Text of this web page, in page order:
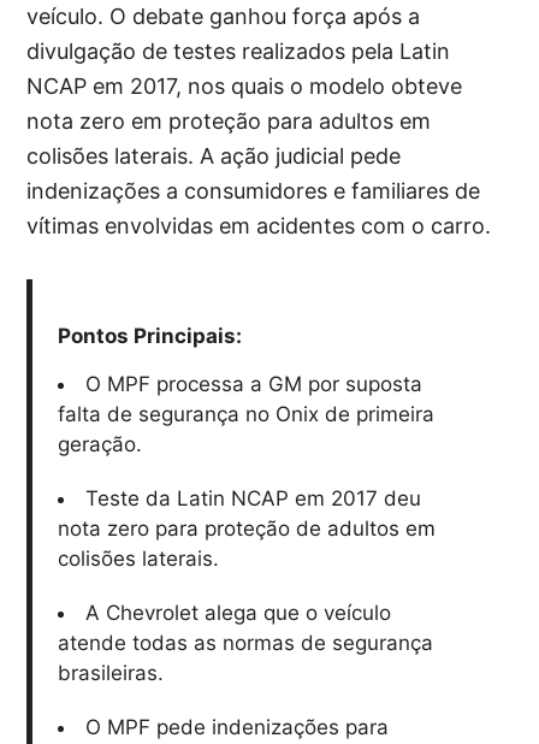
veículo. O debate ganhou força após a
divulgação de testes realizados pela Latin
NCAP em 2017, nos quais o modelo obteve
nota zero em proteção para adultos em
colisões laterais. A ação judicial pede
indenizações a consumidores e familiares de
vítimas envolvidas em acidentes com o carro.
Pontos Principais:
O MPF processa a GM por suposta
falta de segurança no Onix de primeira
geração.
Teste da Latin NCAP em 2017 deu
nota zero para proteção de adultos em
colisões laterais.
A Chevrolet alega que o veículo
atende todas as normas de segurança
brasileiras.
O MPF pede indenizações para